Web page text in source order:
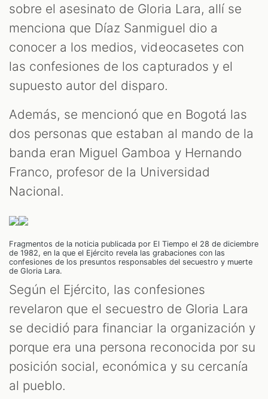
sobre el asesinato de Gloria Lara, allí se
menciona que Díaz Sanmiguel dio a
conocer a los medios, videocasetes con
las confesiones de los capturados y el
supuesto autor del disparo.
Además, se mencionó que en Bogotá las
dos personas que estaban al mando de la
banda eran Miguel Gamboa y Hernando
Franco, profesor de la Universidad
Nacional.
Fragmentos de la noticia publicada por El Tiempo el 28 de diciembre
de 1982, en la que el Ejército revela las grabaciones con las
confesiones de los presuntos responsables del secuestro y muerte
de Gloria Lara.
Según el Ejército, las confesiones
revelaron que el secuestro de Gloria Lara
se decidió para financiar la organización y
porque era una persona reconocida por su
posición social, económica y su cercanía
al pueblo.